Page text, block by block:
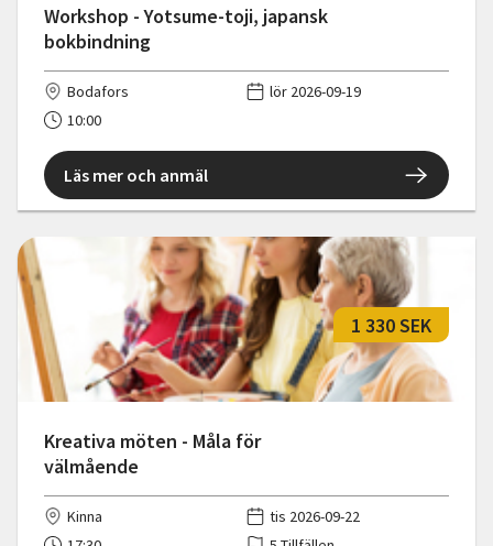
Workshop - Yotsume-toji, japansk
bokbindning
Bodafors
lör 2026-09-19
10:00
Läs mer och anmäl
Kreativa möten - Måla för
välmående
1 330 SEK
Kinna
tis 2026-09-22